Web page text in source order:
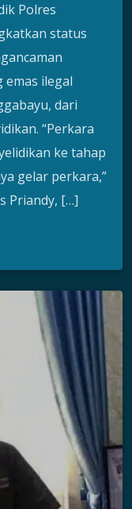
Polres
status
ilegal
dari
“Perkara
ke tahap
gelar perkara,”
Priandy, […]